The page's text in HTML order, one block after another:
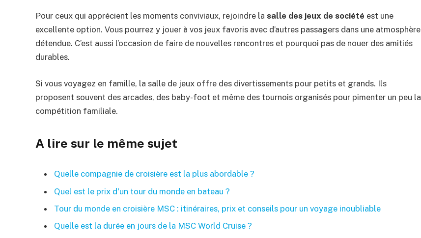
Pour ceux qui apprécient les moments conviviaux, rejoindre la salle des jeux de société est une
excellente option. Vous pourrez y jouer à vos jeux favoris avec d’autres passagers dans une atmosphère
détendue. C’est aussi l’occasion de faire de nouvelles rencontres et pourquoi pas de nouer des amitiés
durables.
Si vous voyagez en famille, la salle de jeux offre des divertissements pour petits et grands. Ils
proposent souvent des arcades, des baby-foot et même des tournois organisés pour pimenter un peu la
compétition familiale.
A lire sur le même sujet
Quelle compagnie de croisière est la plus abordable ?
Quel est le prix d'un tour du monde en bateau ?
Tour du monde en croisière MSC : itinéraires, prix et conseils pour un voyage inoubliable
Quelle est la durée en jours de la MSC World Cruise ?